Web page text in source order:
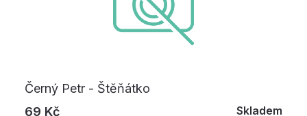
Černý Petr - Štěňátko
69 Kč
Skladem